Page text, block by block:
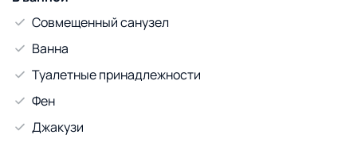
Совмещенный санузел
Ванна
Туалетные принадлежности
Фен
Джакузи